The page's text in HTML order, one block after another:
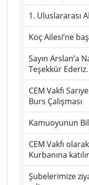
1. Uluslararası
Koç Ailesi’ne
Sayın Arslan’a
Teşekkür Ederiz.
CEM Vakfı
Burs Çalışması
Kamuoyunun
CEM Vakfı
Kurbanına
Şubelerimize